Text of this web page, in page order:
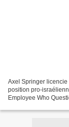
Axel Springer
position pro-
Employee Who